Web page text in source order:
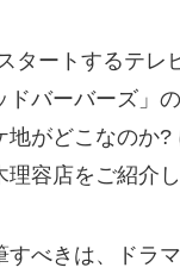
タートするテレ
ドバーバーズ」
地がどこなのか?
容店をご紹介し
すべきは、ドラ